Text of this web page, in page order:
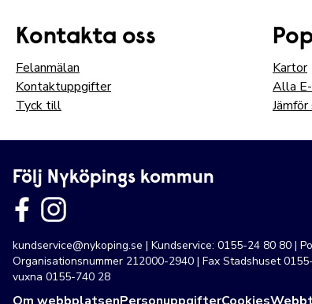
Kontakta oss
Felanmälan
Kontaktuppgifter
Tyck till
Kartor
Alla
Följ Nyköpings kommun
kundservice@nykoping.se | Kundservice: 0155-24 80 80 |
Organisationsnummer 212000-2940 | Fax Stadshuset
vuxna 0155-740 28